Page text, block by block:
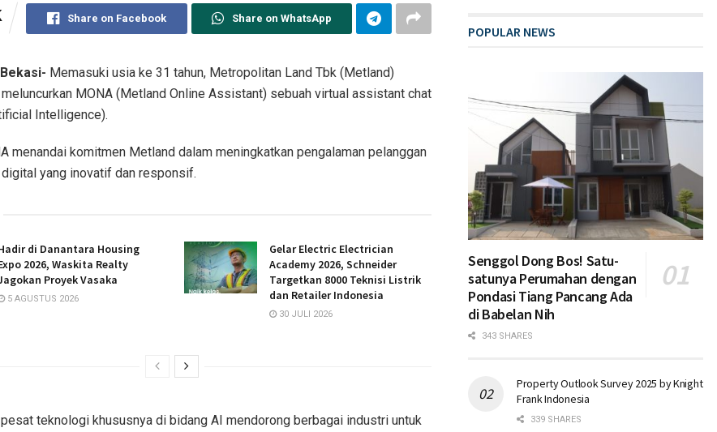
Share on Facebook Share on WhatsApp
Memasuki usia ke 31 tahun, Metropolitan Land Tbk (Metland)
MONA (Metland Online Assistant) sebuah virtual assistant chat
Intelligence).
menandai komitmen Metland dalam meningkatkan pengalaman pelanggan
yang inovatif dan responsif.
di Danantara Housing
2026, Waskita Realty
Proyek Vasaka
5 AGUSTUS 2026
Gelar Electric Electrician
Academy 2026, Schneider
Targetkan 8000 Teknisi Listrik
dan Retailer Indonesia
30 JULI 2026
teknologi khususnya di bidang AI mendorong berbagai industri untuk
POPULAR NEWS
Senggol Dong Bos! Satu-
satunya Perumahan dengan
Pondasi Tiang Pancang Ada
di Babelan Nih
343 SHARES
Property Outlook Survey 2025 by Knight
Frank Indonesia
339 SHARES